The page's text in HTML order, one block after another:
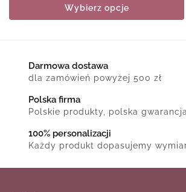
Wybierz opcje
Darmowa dostawa
dla zamówień powyżej 500 zł
Polska firma
Polskie produkty, polska gwarancja
100% personalizacji
Każdy produkt dopasujemy